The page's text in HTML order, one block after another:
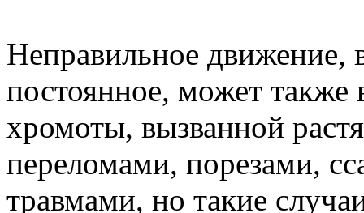
Неправильное движение,
постоянное, может также
хромоты, вызванной
переломами, порезами,
травмами, но такие